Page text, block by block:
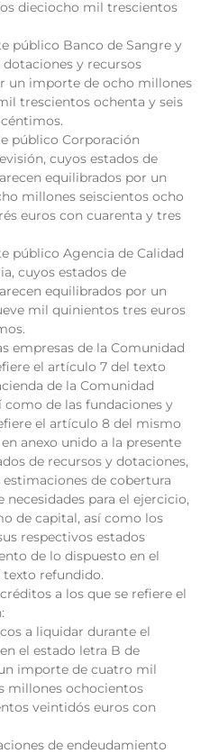
dieciocho mil trescientos
público Banco de Sangre y
dotaciones y recursos
un importe de ocho millones
trescientos ochenta y seis
público Corporación
cuyos estados de
equilibrados por un
millones seiscientos ocho
euros con cuarenta y tres
público Agencia de Calidad
cuyos estados de
equilibrados por un
mil quinientos tres euros
empresas de la Comunidad
el artículo 7 del texto
de la Comunidad
de las fundaciones y
el artículo 8 del mismo
anexo unido a la presente
de recursos y dotaciones,
de cobertura
necesidades para el ejercicio,
de capital, así como los
respectivos estados
de lo dispuesto en el
refundido.
a los que se refiere el
a liquidar durante el
el estado letra B de
importe de cuatro mil
millones ochocientos
veintidós euros con
de endeudamiento